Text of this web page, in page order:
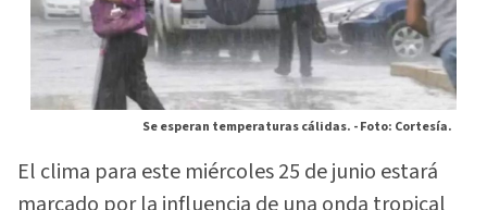
Se esperan temperaturas cálidas. -Foto: Cortesía.
El clima para este miércoles 25 de junio estará